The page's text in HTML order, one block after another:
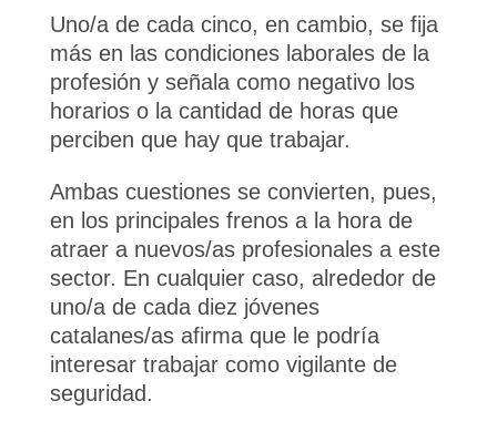
Uno/a de cada cinco, en cambio, se fija
más en las condiciones laborales de la
profesión y señala como negativo los
horarios o la cantidad de horas que
perciben que hay que trabajar.
Ambas cuestiones se convierten, pues,
en los principales frenos a la hora de
atraer a nuevos/as profesionales a este
sector. En cualquier caso, alrededor de
uno/a de cada diez jóvenes
catalanes/as afirma que le podría
interesar trabajar como vigilante de
seguridad.